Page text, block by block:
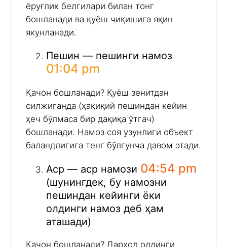
ёруғлик белгилари билан тонг
бошланади ва қуёш чиқишига яқин
якунланади.
Пешин — пешинги намоз
01:04 pm
Қачон бошланади? Қуёш зенитдан
силжиганда (ҳақиқий пешиндан кейин
ҳеч бўлмаса бир дақиқа ўтгач)
бошланади. Намоз соя узунлиги объект
баландлигига тенг бўлгунча давом этади.
Аср — аср намози 04:54 pm
(шунингдек, бу намозни
пешиндан кейинги ёки
олдинги намоз деб ҳам
аташади)
Қачон бошланади? Дарҳол олдинги